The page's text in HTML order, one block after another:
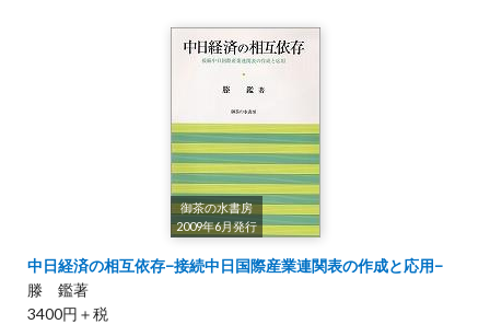
御茶の水書房
2009年6月発行
中日経済の相互依存−接続中日国際産業連関表の作成と応用−
滕 鑑著
3400円＋税